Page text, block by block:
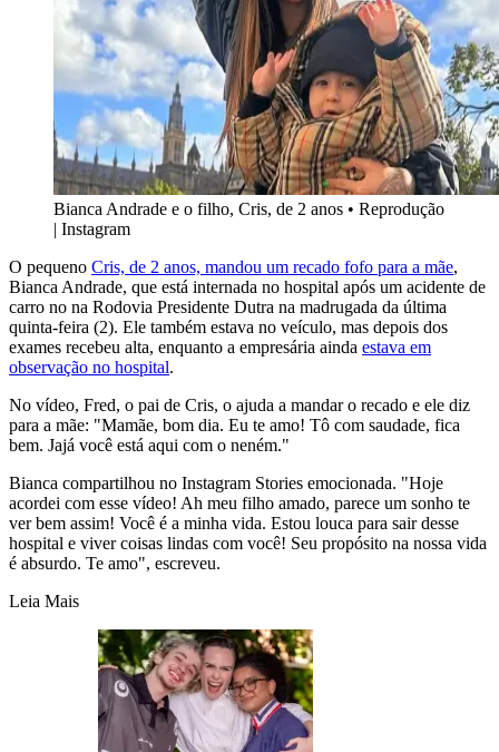
Bianca Andrade e o filho, Cris, de 2 anos • Reprodução
| Instagram
O pequeno Cris, de 2 anos, mandou um recado fofo para a mãe,
Bianca Andrade, que está internada no hospital após um acidente de
carro no na Rodovia Presidente Dutra na madrugada da última
quinta-feira (2). Ele também estava no veículo, mas depois dos
exames recebeu alta, enquanto a empresária ainda estava em
observação no hospital.
No vídeo, Fred, o pai de Cris, o ajuda a mandar o recado e ele diz
para a mãe: "Mamãe, bom dia. Eu te amo! Tô com saudade, fica
bem. Jajá você está aqui com o neném."
Bianca compartilhou no Instagram Stories emocionada. "Hoje
acordei com esse vídeo! Ah meu filho amado, parece um sonho te
ver bem assim! Você é a minha vida. Estou louca para sair desse
hospital e viver coisas lindas com você! Seu propósito na nossa vida
é absurdo. Te amo", escreveu.
Leia Mais